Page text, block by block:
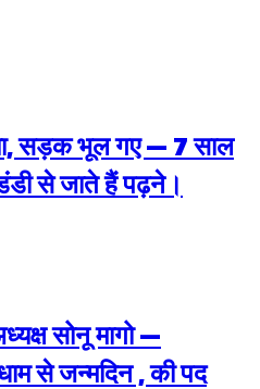
सड़क भूल गए — 7 साल
से जाते हैं पढ़ने।
सोनू मागो —
से जन्मदिन , की पद